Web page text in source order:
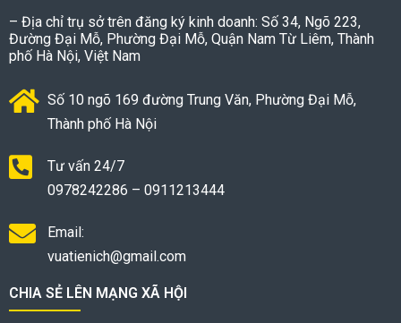
– Địa chỉ trụ sở trên đăng ký kinh doanh: Số 34, Ngõ 223,
Đường Đại Mỗ, Phường Đại Mỗ, Quận Nam Từ Liêm, Thành
phố Hà Nội, Việt Nam
Số 10 ngõ 169 đường Trung Văn, Phường Đại Mỗ,
Thành phố Hà Nội
Tư vấn 24/7
0978242286 – 0911213444
Email:
vuatienich@gmail.com
CHIA SẺ LÊN MẠNG XÃ HỘI